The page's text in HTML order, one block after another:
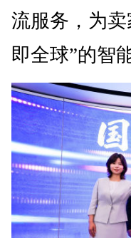
流服务，为
即全球”的智